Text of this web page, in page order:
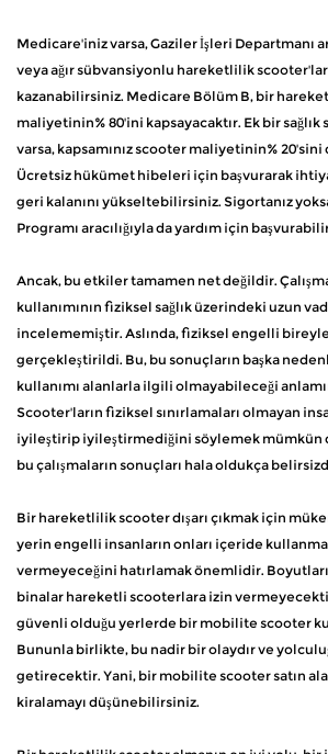
Medicare'iniz varsa, Gaziler İşleri Departmanı
veya ağır sübvansiyonlu hareketlilik
kazanabilirsiniz. Medicare Bölüm B, bir
maliyetinin% 80'ini kapsayacaktır. Ek bir
varsa, kapsamınız scooter maliyetinin%
Ücretsiz hükümet hibeleri için başvurarak
geri kalanını yükseltebilirsiniz. Sigortanız
Programı aracılığıyla da yardım için
Ancak, bu etkiler tamamen net değildir.
kullanımının fiziksel sağlık üzerindeki uzun
incelememiştir. Aslında, fiziksel engelli
gerçekleştirildi. Bu, bu sonuçların başka
kullanımı alanlarla ilgili olmayabileceği
Scooter'ların fiziksel sınırlamaları olmayan
iyileştirip iyileştirmediğini söylemek mümkün
bu çalışmaların sonuçları hala oldukça
Bir hareketlilik scooter dışarı çıkmak için
yerin engelli insanların onları içeride
vermeyeceğini hatırlamak önemlidir.
binalar hareketli scooterlara izin
güvenli olduğu yerlerde bir mobilite scooter
Bununla birlikte, bu nadir bir olaydır ve
getirecektir. Yani, bir mobilite scooter satın
kiralamayı düşünebilirsiniz.